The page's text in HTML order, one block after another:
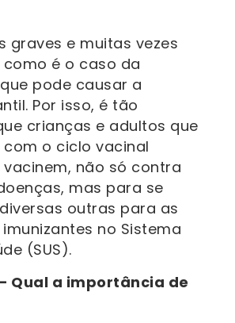
graves e muitas vezes
como é o caso da
pode causar a
Por isso, é tão
crianças e adultos que
o ciclo vacinal
não só contra
mas para se
outras para as
no Sistema
(SUS).
Qual a importância de